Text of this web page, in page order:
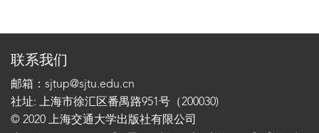
联系我们
邮箱：sjtup@sjtu.edu.cn
社址: 上海市徐汇区番禺路951号（200030)
© 2020 上海交通大学出版社有限公司